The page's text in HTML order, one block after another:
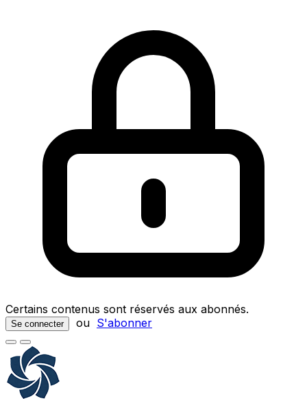
Certains contenus sont réservés aux abonnés.
Se connecter ou S'abonner